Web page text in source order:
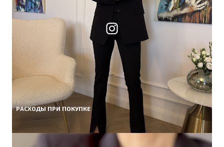
РАСХОДЫ ПРИ ПОКУПКЕ